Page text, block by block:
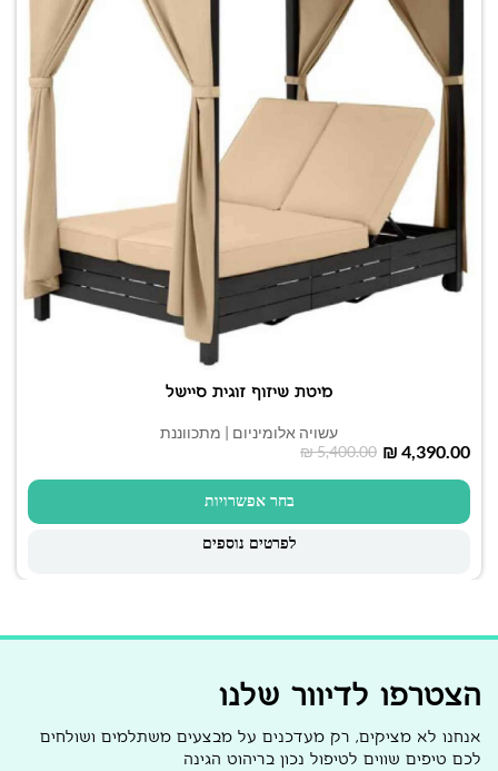
מיטת שיזוף זוגית סיישל
עשויה אלומיניום | מתכווננת
₪5,400.00 ₪ 4,390.00
בחר אפשרויות
לפרטים נוספים
הצטרפו לדיוור שלנו
אנחנו לא מציקים, רק מעדכנים על מבצעים משתלמים ושולחים
לכם טיפים שווים לטיפול נכון בריהוט הגינה